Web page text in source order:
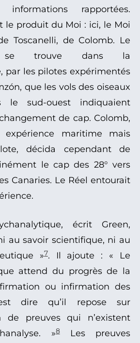
rapportées.
le produit du Moi : ici, le Moi
Toscanelli, de Colomb. Le
se trouve dans la
par les pilotes expérimentés
que les vols des oiseaux
sud-ouest indiquaient
de cap. Colomb,
maritime mais
décida cependant de
le cap des 28° vers
Canaries. Le Réel entourait
écrit Green,
au savoir scientifique, ni au
»7. Il ajoute : « Le
attend du progrès de la
ou infirmation des
dire qu’il repose sur
de preuves qui n’existent
»8Les preuves